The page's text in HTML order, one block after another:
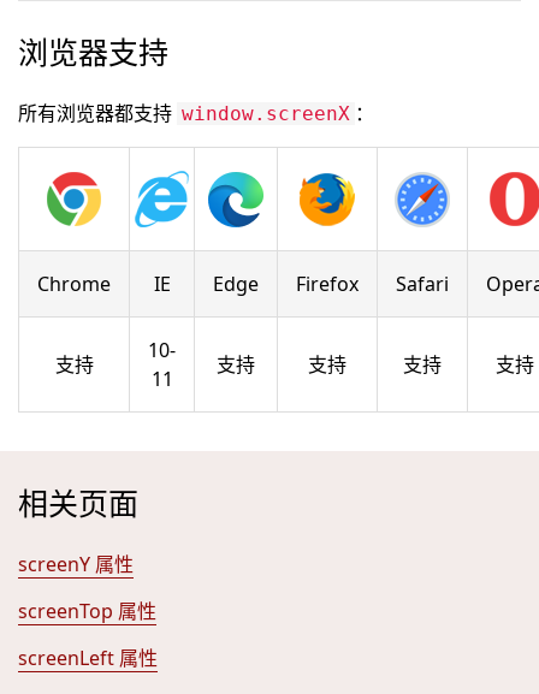
浏览器支持
所有浏览器都支持 window.screenX ：
Chrome IE Edge Firefox Safari
支持
10-
11
支持 支持 支持 支持
相关页面
screenY 属性
screenTop 属性
screenLeft 属性